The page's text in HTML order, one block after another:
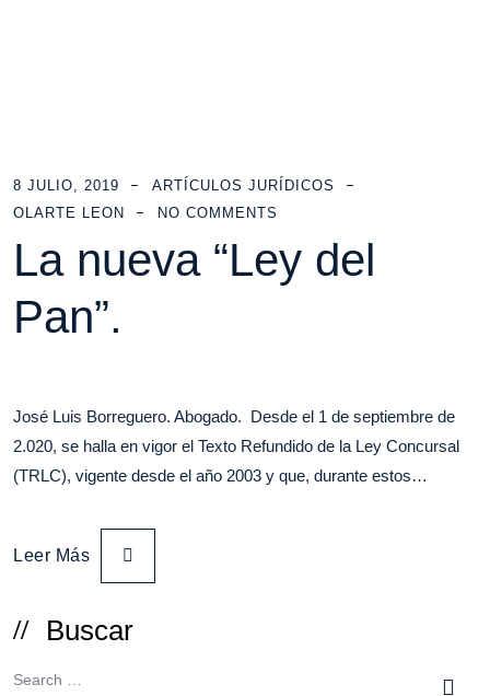
8 JULIO, 2019
ARTÍCULOS JURÍDICOS
OLARTE LEON
NO COMMENTS
La nueva “Ley del
Pan”.
José Luis Borreguero. Abogado. Desde el 1 de septiembre de
2.020, se halla en vigor el Texto Refundido de la Ley Concursal
(TRLC), vigente desde el año 2003 y que, durante estos…
Leer Más
Buscar